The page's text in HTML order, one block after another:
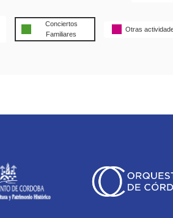
Conciertos
Familiares
Otras